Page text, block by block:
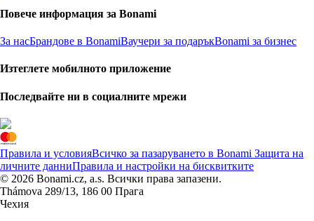
Повече информация за Bonami
За насБрандове в BonamiВаучери за подаръкBonami за бизнес
Изтеглете мобилното приложение
Последвайте ни в социалните мрежи
Правила и условияВсичко за пазаруването в Bonami Защита на
личните данниПравила и настройки на бисквитките
© 2026 Bonami.cz, a.s. Всички права запазени.
Thámova 289/13, 186 00 Прага
Чехия